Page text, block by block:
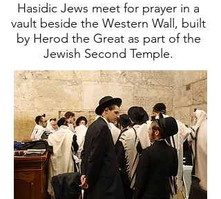
Hasidic Jews meet for prayer in a
vault beside the Western Wall, built
by Herod the Great as part of the
Jewish Second Temple.